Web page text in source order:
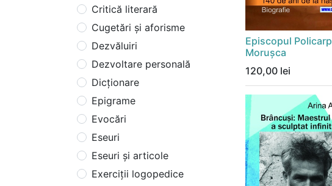
Critică literară
Cugetări și aforisme
Dezvăluiri
Dezvoltare personală
Dicționare
Epigrame
Evocări
Eseuri
Eseuri și articole
Exerciții logopedice
Episcopul Policarp
Morușca
120,00 lei